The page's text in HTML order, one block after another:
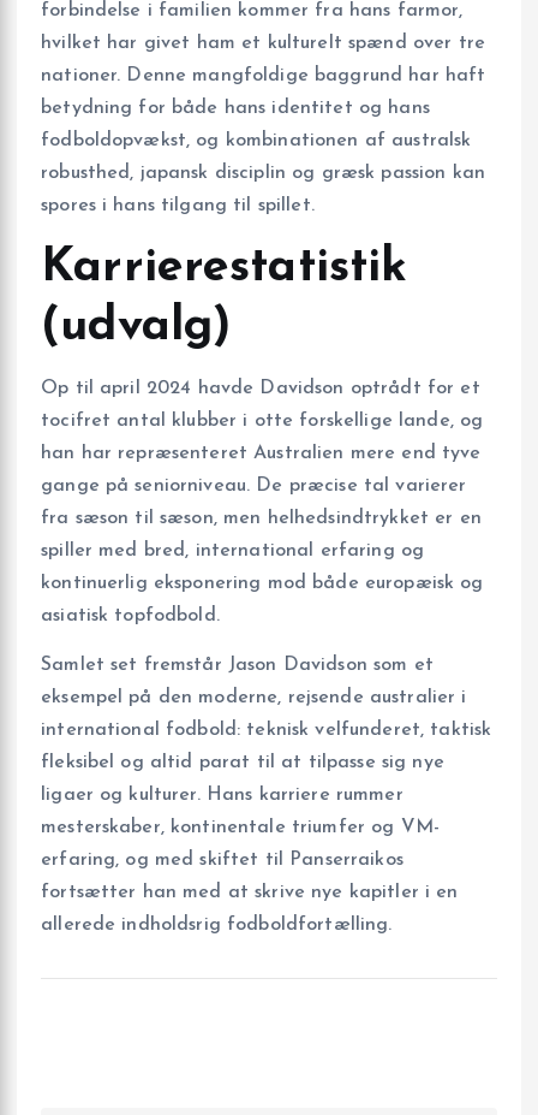
forbindelse i familien kommer fra hans farmor,
hvilket har givet ham et kulturelt spænd over tre
nationer. Denne mangfoldige baggrund har haft
betydning for både hans identitet og hans
fodboldopvækst, og kombinationen af australsk
robusthed, japansk disciplin og græsk passion kan
spores i hans tilgang til spillet.
Karrierestatistik
(udvalg)
Op til april 2024 havde Davidson optrådt for et
tocifret antal klubber i otte forskellige lande, og
han har repræsenteret Australien mere end tyve
gange på seniorniveau. De præcise tal varierer
fra sæson til sæson, men helhedsindtrykket er en
spiller med bred, international erfaring og
kontinuerlig eksponering mod både europæisk og
asiatisk topfodbold.
Samlet set fremstår Jason Davidson som et
eksempel på den moderne, rejsende australier i
international fodbold: teknisk velfunderet, taktisk
fleksibel og altid parat til at tilpasse sig nye
ligaer og kulturer. Hans karriere rummer
mesterskaber, kontinentale triumfer og VM-
erfaring, og med skiftet til Panserraikos
fortsætter han med at skrive nye kapitler i en
allerede indholdsrig fodboldfortælling.